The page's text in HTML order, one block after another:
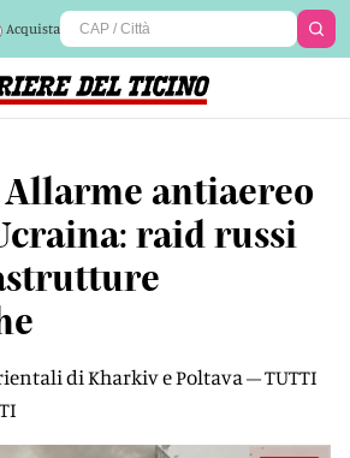
Acquista
Allarme antiaereo
raid russi
di Kharkiv e Poltava – TUTTI